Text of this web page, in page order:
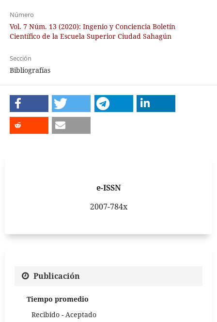
Número
Vol. 7 Núm. 13 (2020): Ingenio y Conciencia Boletín
Científico de la Escuela Superior Ciudad Sahagún
Sección
Bibliografías
e-ISSN
2007-784x
Publicación
Tiempo promedio
Recibido - Aceptado